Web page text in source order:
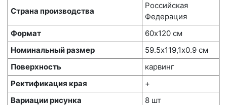
Страна производства
Российская
Федерация
Формат
60х120 см
Номинальный размер
59.5х119,1x0.9 см
Поверхность
карвинг
Ректификация края
+
Вариации рисунка
8 шт